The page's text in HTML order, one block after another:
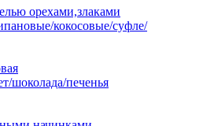
орехами,злаками
кокосовые/суфле/
шоколада/печенья